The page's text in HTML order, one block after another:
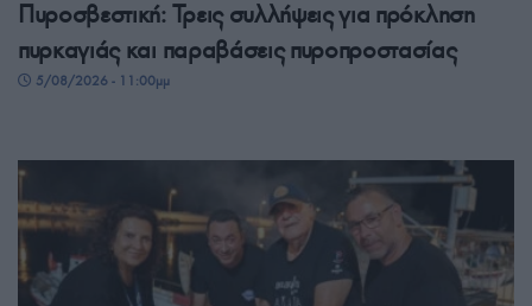
Πυροσβεστική: Τρεις συλλήψεις για πρόκληση
πυρκαγιάς και παραβάσεις πυροπροστασίας
5/08/2026 - 11:00μμ